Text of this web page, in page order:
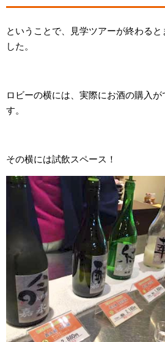
ということで、見学ツアーが終わる
した。
ロビーの横には、実際にお酒の購入
す。
その横には試飲スペース！